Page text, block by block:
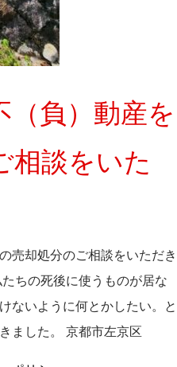
（負）動産を
相談をいた
売却処分のご相談をいただき
ちの死後に使うものが居な
ないように何とかしたい。と
ました。 京都市左京区